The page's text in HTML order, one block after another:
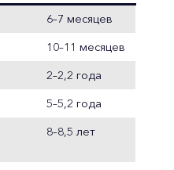
6–7 месяцев
10–11 месяцев
2–2,2 года
5–5,2 года
8–8,5 лет